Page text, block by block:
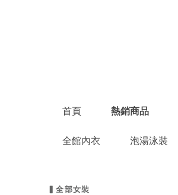
首頁 熱銷商品
全館內衣 泡湯泳裝
▍全部女裝